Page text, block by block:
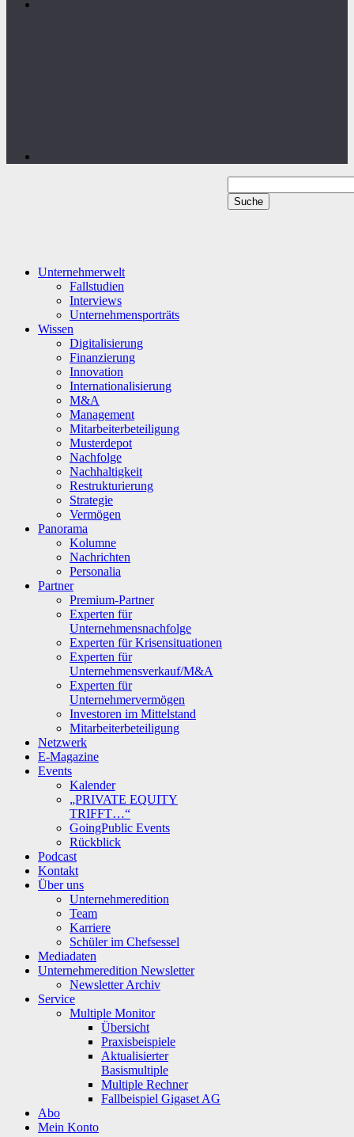
Unternehmerwelt
Fallstudien
Interviews
Unternehmensporträts
Wissen
Digitalisierung
Finanzierung
Innovation
Internationalisierung
M&A
Management
Mitarbeiterbeteiligung
Musterdepot
Nachfolge
Nachhaltigkeit
Restrukturierung
Strategie
Vermögen
Panorama
Kolumne
Nachrichten
Personalia
Partner
Premium-Partner
Experten für
Unternehmensnachfolge
Experten für Krisensituationen
Experten für
Unternehmensverkauf/M&A
Experten für
Unternehmervermögen
Investoren im Mittelstand
Mitarbeiterbeteiligung
Netzwerk
E-Magazine
Events
Kalender
„PRIVATE EQUITY
TRIFFT…“
GoingPublic Events
Rückblick
Podcast
Kontakt
Über uns
Unternehmeredition
Team
Karriere
Schüler im Chefsessel
Mediadaten
Unternehmeredition Newsletter
Newsletter Archiv
Service
Multiple Monitor
Übersicht
Praxisbeispiele
Aktualisierter
Basismultiple
Multiple Rechner
Fallbeispiel Gigaset AG
Abo
Mein Konto